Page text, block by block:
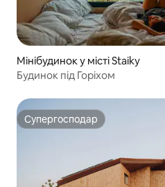
Мінібудинок у місті Staiky
Будинок під Горіхом
Супергосподар
Супергосподар